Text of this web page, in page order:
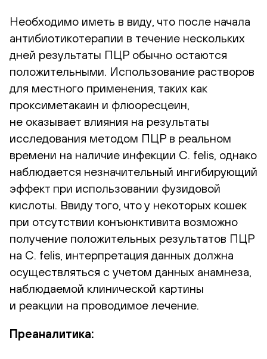
Необходимо иметь в виду, что после начала
антибиотикотерапии в течение нескольких
дней результаты ПЦР обычно остаются
положительными. Использование растворов
для местного применения, таких как
проксиметакаин и флюоресцеин,
не оказывает влияния на результаты
исследования методом ПЦР в реальном
времени на наличие инфекции C. felis, однако
наблюдается незначительный ингибирующий
эффект при использовании фузидовой
кислоты. Ввиду того, что у некоторых кошек
при отсутствии конъюнктивита возможно
получение положительных результатов ПЦР
на C. felis, интерпретация данных должна
осуществляться с учетом данных анамнеза,
наблюдаемой клинической картины
и реакции на проводимое лечение.
Преаналитика: